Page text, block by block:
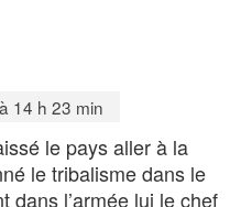
14 h 23 min
le pays aller à la
le tribalisme dans le
dans l’armée lui le chef